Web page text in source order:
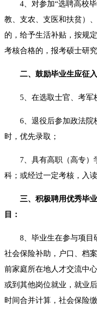
4、对参加“选聘高校
教、支农、支医和扶贫）
的，给予生活补贴，按规
考核合格的，报考硕士研
二、鼓励毕业生应征
5、在选取士官、考军
6、退役后参加政法院
时，优先录取；
7、具有高职（高专
科；或经过一定考核，入
三、积极聘用优秀毕
目：
8、毕业生在参与项目
社会保险补助，户口、档
前家庭所在地人才交流中
或到其他岗位就业，就业
时间合并计算，社会保险